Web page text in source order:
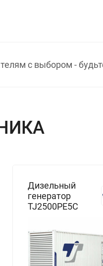
с выбором -
Дизельный
генератор
TJ2500PE5C